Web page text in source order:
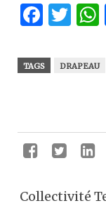
TAGS DRAPEAU
Collectivité